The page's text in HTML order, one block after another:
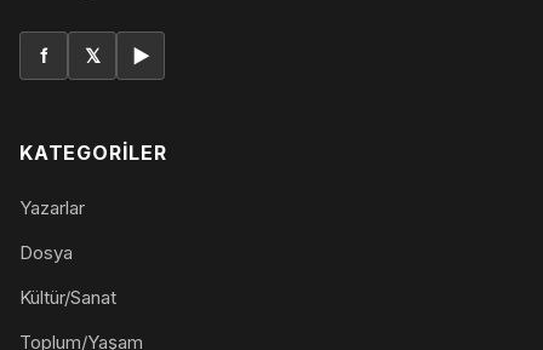
f 𝕏 ▶
KATEGORILER
Yazarlar
Dosya
Kültür/Sanat
Toplum/Yaşam